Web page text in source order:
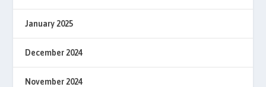
January 2025
December 2024
November 2024